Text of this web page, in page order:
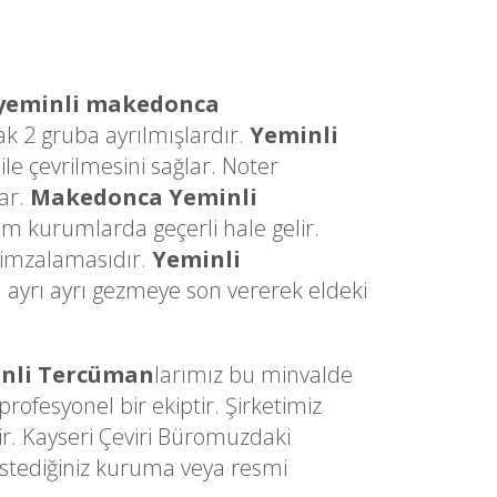
makedonca
2 gruba ayrılmışlardır. Yeminli
çevrilmesini sağlar. Noter
Makedonca Yeminli
kurumlarda geçerli hale gelir.
Yeminli
ayrı gezmeye son vererek eldeki
Tercümanlarımız bu minvalde
bir ekiptir. Şirketimiz
Kayseri Çeviri Büromuzdaki
kuruma veya resmi